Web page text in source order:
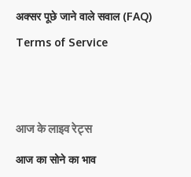
अक्सर पूछे जाने वाले सवाल (FAQ)
Terms of Service
आज के लाइव रेट्स
आज का सोने का भाव